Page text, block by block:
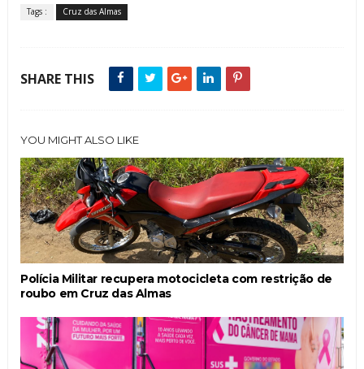
Tags : Cruz das Almas
SHARE THIS
YOU MIGHT ALSO LIKE
Polícia Militar recupera motocicleta com restrição de
roubo em Cruz das Almas